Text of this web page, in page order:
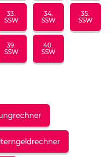
33.
SSW
34.
SSW
35.
SSW
39.
SSW
40.
SSW